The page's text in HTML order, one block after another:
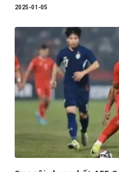
2025-01-05